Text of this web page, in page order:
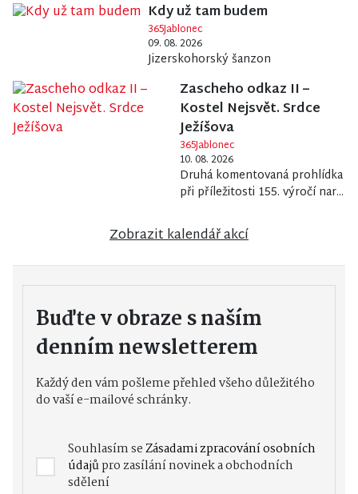
Kdy už tam budem
365Jablonec
09. 08. 2026
Jizerskohorský šanzon
Zascheho odkaz II –
Kostel Nejsvět. Srdce
Ježíšova
365Jablonec
10. 08. 2026
Druhá komentovaná prohlídka
při příležitosti 155. výročí nar...
Zobrazit kalendář akcí
Buďte v obraze s naším
denním newsletterem
Každý den vám pošleme přehled všeho důležitého
do vaší e-mailové schránky.
Souhlasím seZásadami zpracování osobních
údajůpro zasílání novinek a obchodních
sdělení